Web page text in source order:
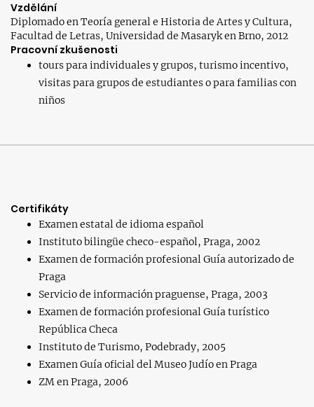
Vzdělání
Diplomado en Teoría general e Historia de Artes y Cultura,
Facultad de Letras, Universidad de Masaryk en Brno, 2012
Pracovní zkušenosti
tours para individuales y grupos, turismo incentivo,
visitas para grupos de estudiantes o para familias con
niños
Certifikáty
Examen estatal de idioma español
Instituto bilingüe checo-español, Praga, 2002
Examen de formación profesional Guía autorizado de
Praga
Servicio de información praguense, Praga, 2003
Examen de formación profesional Guía turístico
República Checa
Instituto de Turismo, Podebrady, 2005
Examen Guía oficial del Museo Judío en Praga
ZM en Praga, 2006